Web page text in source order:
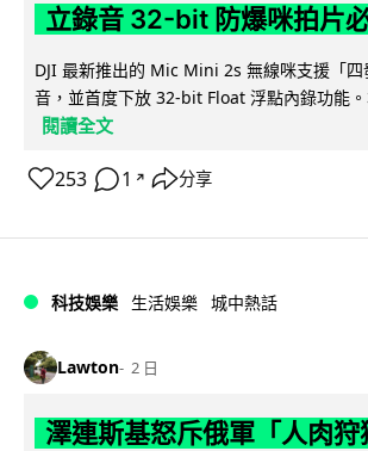
立錄音 32-bit 防爆咪拍片
DJI 最新推出的 Mic Mini 2s 無線咪支援「
音，並首度下放 32-bit Float 浮點內錄功能
閱讀全文
253 1 ↗ 分享
科技娛樂 生活娛樂 城中熱話
Lawton 2 日
澤連斯基怒斥俄軍「人肉狩